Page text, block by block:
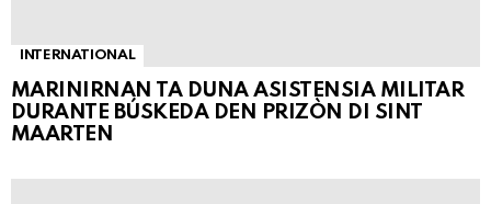
INTERNATIONAL
MARINIRNAN TA DUNA ASISTENSIA MILITAR
DURANTE BÚSKEDA DEN PRIZÒN DI SINT
MAARTEN